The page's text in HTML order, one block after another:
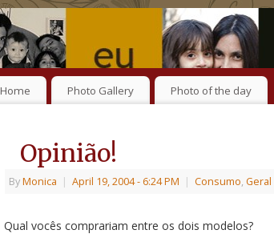
Home Photo Gallery Photo of the day
Opinião!
ByMonica | April 19, 2004- 6:24 PM | Consumo, Geral
Qual vocês comprariam entre os dois modelos?